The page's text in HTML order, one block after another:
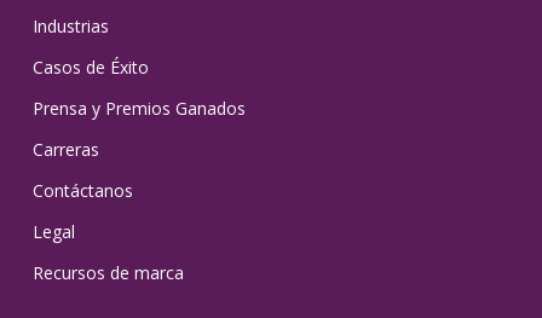
Industrias
Casos de Éxito
Prensa y Premios Ganados
Carreras
Contáctanos
Legal
Recursos de marca